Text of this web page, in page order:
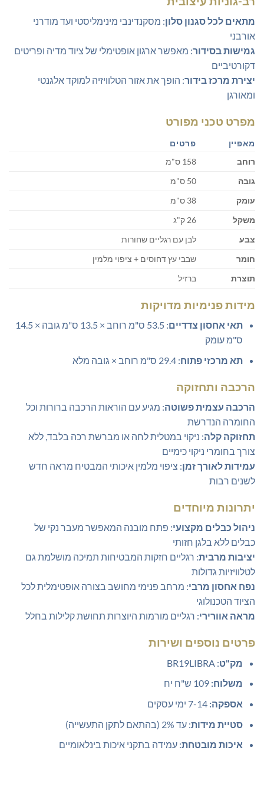
מתאים לכל סגנון סלון: מסקנדינבי מינימליסטי ועד מודרני
אורבני
גמישות בסידור: מאפשר ארגון אופטימלי של ציוד מדיה ופריטים
דקורטיביים
יצירת מרכז בידור: הופך את אזור הטלוויזיה למוקד אלגנטי
ומאורגן
מפרט טכני מפורט
מאפיין
פרטים
רוחב
158 ס"מ
גובה
50 ס"מ
עומק
38 ס"מ
משקל
26 ק"ג
צבע
לבן עם רגליים שחורות
חומר
שבבי עץ דחוסים + ציפוי מלמין
תוצרת
ברזיל
מידות פנימיות מדויקות
תאי אחסון צדדיים
: 53.5 ס"מ רוחב × 13.5 ס"מ גובה × 14.5
ס"מ עומק
תא מרכזי פתוח: 29.4 ס"מ רוחב × גובה מלא
הרכבה ותחזוקה
הרכבה עצמית פשוטה: מגיע עם הוראות הרכבה ברורות וכל
החומרה הנדרשת
תחזוקה קלה: ניקוי במטלית לחה או מברשת רכה בלבד, ללא
צורך בחומרי ניקוי כימיים
עמידות לאורך זמן: ציפוי מלמין איכותי המבטיח מראה חדש
לשנים רבות
יתרונות מיוחדים
ניהול כבלים מקצועי: פתח מובנה המאפשר מעבר נקי של
כבלים ללא בלגן חזותי
יציבות מרבית: רגליים חזקות המבטיחות תמיכה מושלמת גם
לטלוויזיות גדולות
נפח אחסון מרבי: מרחב פנימי מחושב בצורה אופטימלית לכל
הציוד הטכנולוגי
מראה אוורירי: רגליים מורמות היוצרות תחושת קלילות בחלל
פרטים נוספים ושירות
מק"ט: BR19LIBRA
משלוח: 109 ש"ח יח
אספקה:
סטיית מידות: עד 2% (בהתאם לתקן התעשייה)
איכות מובטחת: עמידה בתקני איכות בינלאומיים